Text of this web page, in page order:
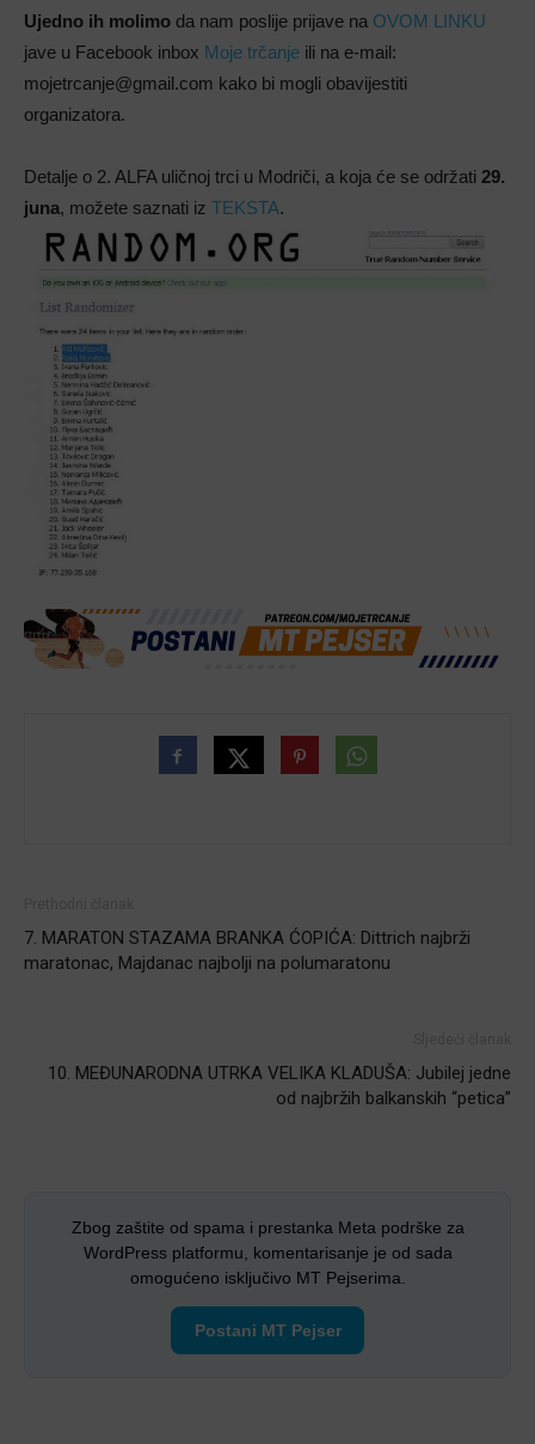
Ujedno ih molimo da nam poslije prijave na OVOM LINKU
jave u Facebook inbox Moje trčanje ili na e-mail:
mojetrcanje@gmail.com kako bi mogli obavijestiti
organizatora.
Detalje o 2. ALFA uličnoj trci u Modriči, a koja će se održati 29.
juna, možete saznati iz TEKSTA.
7. MARATON STAZAMA BRANKA ĆOPIĆA: Dittrich najbrži
maratonac, Majdanac najbolji na polumaratonu
10. MEĐUNARODNA UTRKA VELIKA KLADUŠA: Jubilej jedne
od najbržih balkanskih “petica”
Zbog zaštite od spama i prestanka Meta podrške za
WordPress platformu, komentarisanje je od sada
omogućeno isključivo MT Pejserima.
Postani MT Pejser